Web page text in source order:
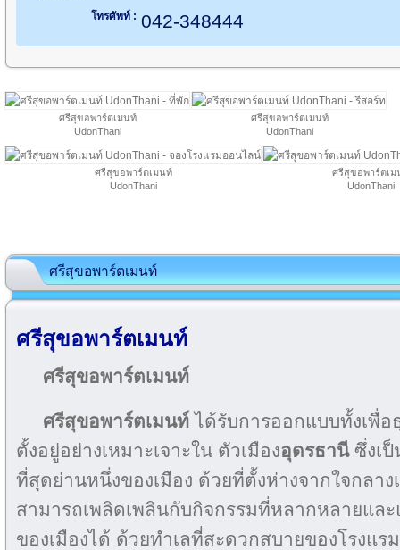
โทรศัพท์ : 042-348444
ศรีสุขอพาร์ตเมนท์
UdonThani
ศรีสุขอพาร์ตเมนท์
UdonThani
ศรีสุขอพาร์ตเมนท์
UdonThani
ศรีสุขอพาร์ตเม
UdonThani
ศรีสุขอพาร์ตเมนท์
ศรีสุขอพาร์ตเมนท์
ศรีสุขอพาร์ตเมนท์
ศรีสุขอพาร์ตเมนท์ได้รับการออกแบบทั้งเพื่
ตั้งอยู่อย่างเหมาะเจาะใน ตัวเมืองอุดรธานีซึ่งเป็
ที่สุดย่านหนึ่งของเมือง ด้วยที่ตั้งห่างจากใจกลาง
สามารถเพลิดเพลินกับกิจกรรมที่หลากหลายแล
ของเมืองได้ ด้วยทำเลที่สะดวกสบายของโรงแ